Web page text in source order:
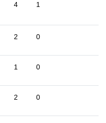
4 1
2 0
1 0
2 0